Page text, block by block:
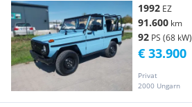
1992 EZ
91.600 km
92 PS (68 kW)
Privat
2000 Ungarn
€ 33.900